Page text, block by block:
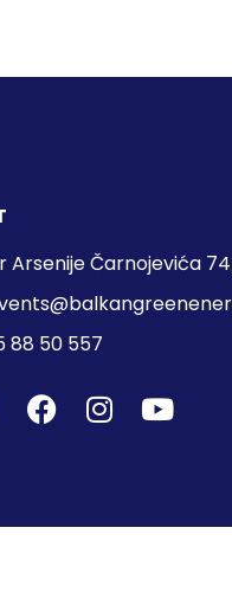
Arsenije Čarnojevića
88 50 557